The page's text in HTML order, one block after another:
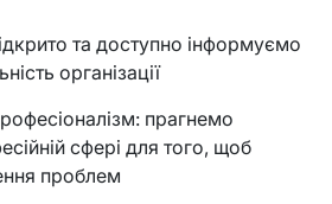
та доступно інформуємо
організації
прагнемо
сфері для того, щоб
проблем